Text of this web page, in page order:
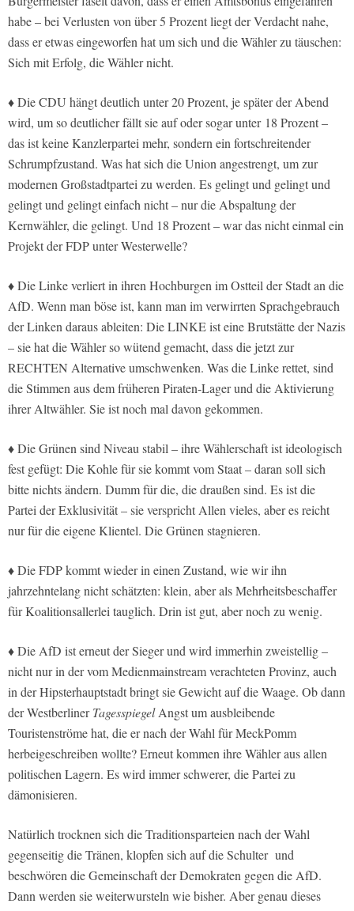
habe – bei Verlusten von über 5 Prozent liegt der Verdacht nahe,
dass er etwas eingeworfen hat um sich und die Wähler zu täuschen:
Sich mit Erfolg, die Wähler nicht.
♦Die CDU hängt deutlich unter 20 Prozent, je später der Abend
wird, um so deutlicher fällt sie auf oder sogar unter 18 Prozent –
das ist keine Kanzlerpartei mehr, sondern ein fortschreitender
Schrumpfzustand. Was hat sich die Union angestrengt, um zur
modernen Großstadtpartei zu werden. Es gelingt und gelingt und
gelingt und gelingt einfach nicht – nur die Abspaltung der
Kernwähler, die gelingt. Und 18 Prozent – war das nicht einmal ein
Projekt der FDP unter Westerwelle?
♦Die Linke verliert in ihren Hochburgen im Ostteil der Stadt an die
AfD. Wenn man böse ist, kann man im verwirrten Sprachgebrauch
der Linken daraus ableiten: Die LINKE ist eine Brutstätte der Nazis
– sie hat die Wähler so wütend gemacht, dass die jetzt zur
RECHTEN Alternative umschwenken. Was die Linke rettet, sind
die Stimmen aus dem früheren Piraten-Lager und die Aktivierung
ihrer Altwähler. Sie ist noch mal davon gekommen.
♦Die Grünen sind Niveau stabil – ihre Wählerschaft ist ideologisch
fest gefügt: Die Kohle für sie kommt vom Staat – daran soll sich
bitte nichts ändern. Dumm für die, die draußen sind. Es ist die
Partei der Exklusivität – sie verspricht Allen vieles, aber es reicht
nur für die eigene Klientel. Die Grünen stagnieren.
♦Die FDP kommt wieder in einen Zustand, wie wir ihn
jahrzehntelang nicht schätzten: klein, aber als Mehrheitsbeschaffer
für Koalitionsallerlei tauglich. Drin ist gut, aber noch zu wenig.
♦Die AfD ist erneut der Sieger und wird immerhin zweistellig –
nicht nur in der vom Medienmainstream verachteten Provinz, auch
in der Hipsterhauptstadt bringt sie Gewicht auf die Waage. Ob dann
der WestberlinerTagesspiegelAngst um ausbleibende
Touristenströme hat, die er nach der Wahl für MeckPomm
herbeigeschreiben wollte? Erneut kommen ihre Wähler aus allen
politischen Lagern. Es wird immer schwerer, die Partei zu
dämonisieren.
Natürlich trocknen sich die Traditionsparteien nach der Wahl
gegenseitig die Tränen, klopfen sich auf die Schulter und
beschwören die Gemeinschaft der Demokraten gegen die AfD.
Dann werden sie weiterwursteln wie bisher. Aber genau dieses